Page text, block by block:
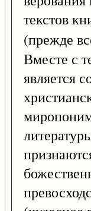
текстов
(прежде
Вместе с
является